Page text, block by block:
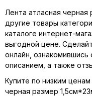
Лента атласная
другие товары
каталоге интернет-
выгодной цене.
онлайн,
описанием, а также
Купите по низким
черная размер